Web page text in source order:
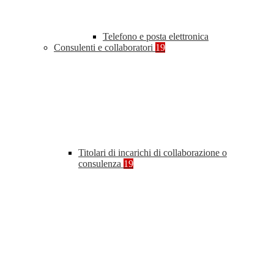
Telefono e posta elettronica
Consulenti e collaboratori 19
Titolari di incarichi di collaborazione o
consulenza 19